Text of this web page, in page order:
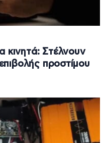
κινητά: Στέλνουν
προστίμου